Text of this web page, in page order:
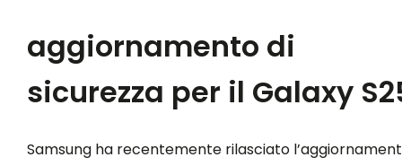
aggiornamento di
sicurezza per il Galaxy
Samsung ha recentemente rilasciato